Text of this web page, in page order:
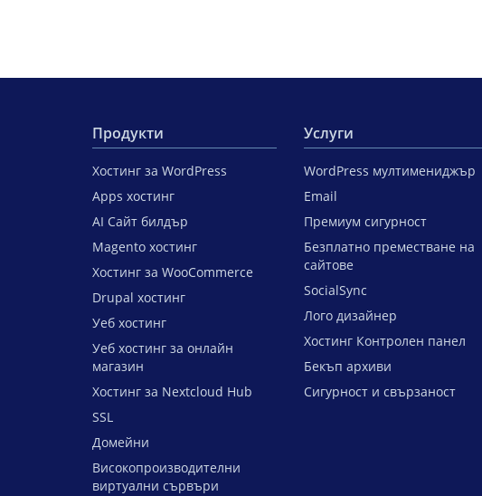
Продукти
Хостинг за WordPress
Apps хостинг
AI Сайт билдър
Magento хостинг
Хостинг за WooCommerce
Drupal хостинг
Уеб хостинг
Уеб хостинг за онлайн
магазин
Хостинг за Nextcloud Hub
SSL
Домейни
Високопроизводителни
виртуални сървъри
Услуги
WordPress мултимениджър
Email
Премиум сигурност
Безплатно преместване на
сайтове
SocialSync
Лого дизайнер
Хостинг Контролен панел
Бекъп архиви
Сигурност и свързаност